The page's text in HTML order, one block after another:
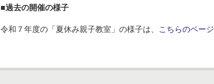
■過去の開催の様子
令和７年度の「夏休み親子教室」の様子は、 こちらのページ